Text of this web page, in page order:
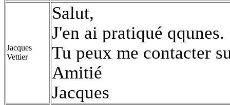
Jacques
Vettier
Salut,
J'en ai pratiqué qqunes.
Tu peux me contacter
Amitié
Jacques